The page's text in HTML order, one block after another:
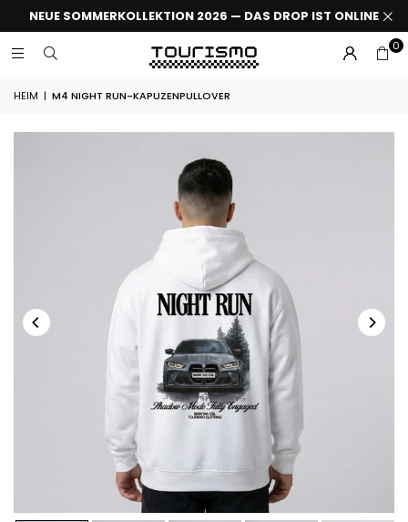
NEUE SOMMERKOLLEKTION 2026 — DAS DROP IST ONLINE
0
HEIM | M4 NIGHT RUN-KAPUZENPULLOVER